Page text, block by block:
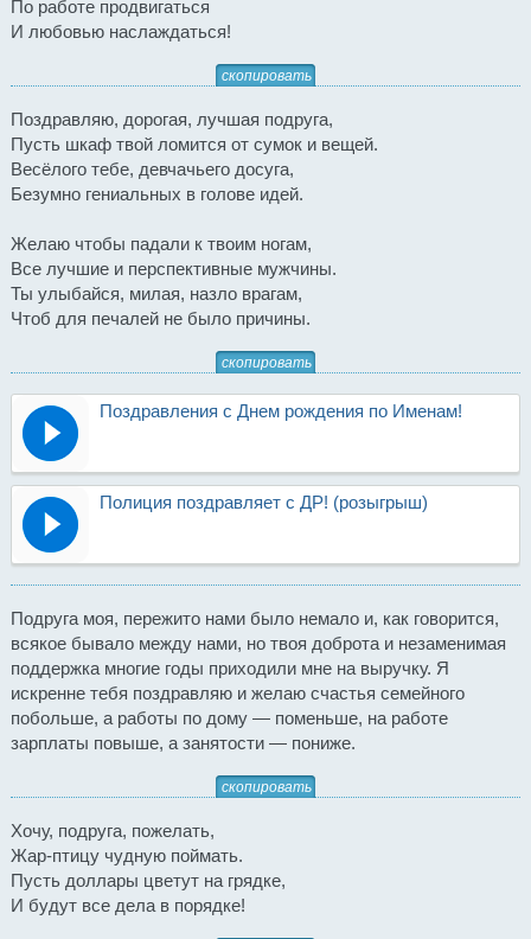
По работе продвигаться
И любовью наслаждаться!
скопировать
Поздравляю, дорогая, лучшая подруга,
Пусть шкаф твой ломится от сумок и вещей.
Весёлого тебе, девчачьего досуга,
Безумно гениальных в голове идей.
Желаю чтобы падали к твоим ногам,
Все лучшие и перспективные мужчины.
Ты улыбайся, милая, назло врагам,
Чтоб для печалей не было причины.
скопировать
Поздравления с Днем рождения по Именам!
Полиция поздравляет с ДР! (розыгрыш)
Подруга моя, пережито нами было немало и, как говорится,
всякое бывало между нами, но твоя доброта и незаменимая
поддержка многие годы приходили мне на выручку. Я
искренне тебя поздравляю и желаю счастья семейного
побольше, а работы по дому — поменьше, на работе
зарплаты повыше, а занятости — пониже.
скопировать
Хочу, подруга, пожелать,
Жар-птицу чудную поймать.
Пусть доллары цветут на грядке,
И будут все дела в порядке!